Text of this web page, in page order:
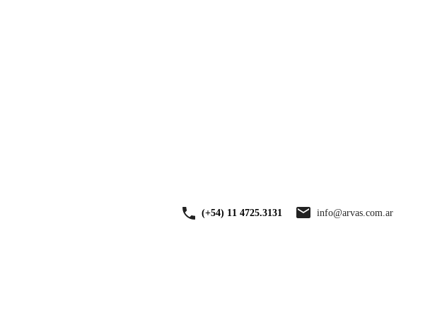
(+54) 11 4725.3131 info@arvas.com.ar